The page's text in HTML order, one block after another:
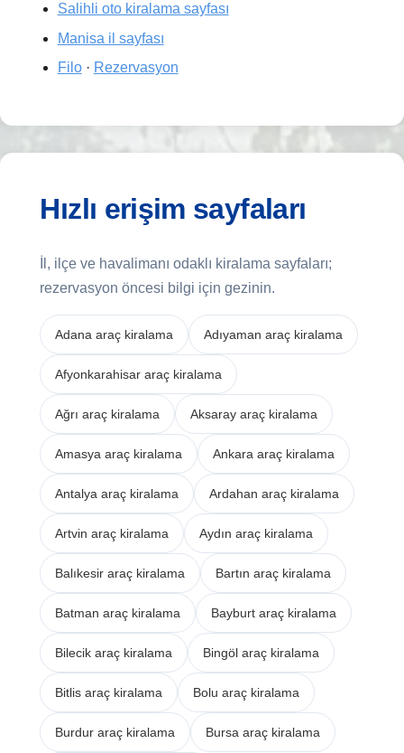
Salihli oto kiralama sayfası
Manisa il sayfası
Filo· Rezervasyon
Hızlı erişim sayfaları
İl, ilçe ve havalimanı odaklı kiralama sayfaları;
rezervasyon öncesi bilgi için gezinin.
Adana araç kiralama Adıyaman araç kiralama
Afyonkarahisar araç kiralama
Ağrı araç kiralama Aksaray araç kiralama
Amasya araç kiralama Ankara araç kiralama
Antalya araç kiralama Ardahan araç kiralama
Artvin araç kiralama Aydın araç kiralama
Balıkesir araç kiralama Bartın araç kiralama
Batman araç kiralama Bayburt araç kiralama
Bilecik araç kiralama Bingöl araç kiralama
Bitlis araç kiralama Bolu araç kiralama
Burdur araç kiralama Bursa araç kiralama